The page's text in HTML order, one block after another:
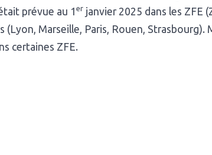
prévue au 1er janvier 2025 dans les ZFE
(Lyon, Marseille, Paris, Rouen, Strasbourg).
certaines ZFE.